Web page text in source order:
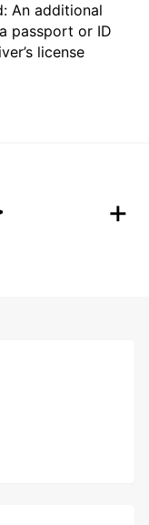
An additional
passport or ID
license